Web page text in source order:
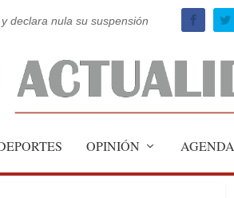
declara nula su suspensión
OPINIÓN AGENDA